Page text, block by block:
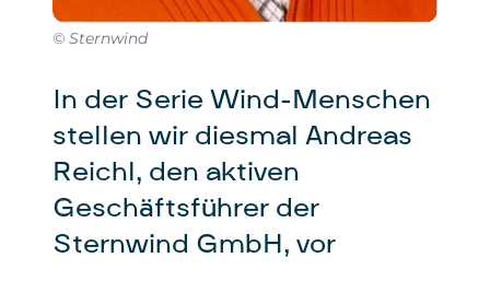
© Sternwind
In der Serie Wind-Menschen
stellen wir diesmal Andreas
Reichl, den aktiven
Geschäftsführer der
Sternwind GmbH, vor